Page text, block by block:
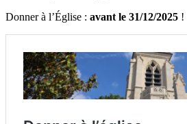
Donner à l’Église : avant le 31/12/2025 !